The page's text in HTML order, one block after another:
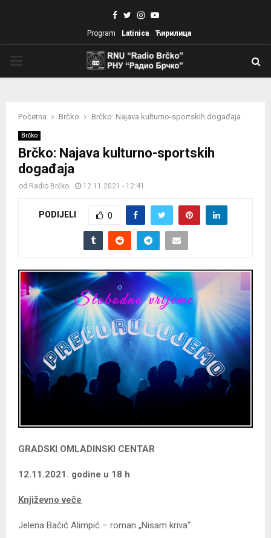
Facebook
TwitterInstagram
Youtube
Program Latinica Ћирилица
Početna Brčko Brčko: Najava kulturno-sportskih događaja
Brčko
Brčko: Najava kulturno-sportskih
događaja
od Radio Brčko 12.11.2021 - 12:41
PODIJELI 0
GRADSKI OMLADINSKI CENTAR
12.11.2021. godine u 18 h
Književno veče
Jelena Bačić Alimpić – roman „Nisam kriva“